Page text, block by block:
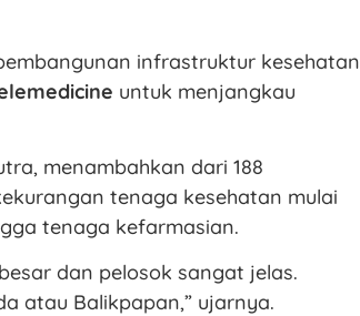
infrastruktur kesehatan
untuk menjangkau
menambahkan dari 188
tenaga kesehatan mulai
tenaga kefarmasian.
dan pelosok sangat jelas.
atau Balikpapan,” ujarnya.